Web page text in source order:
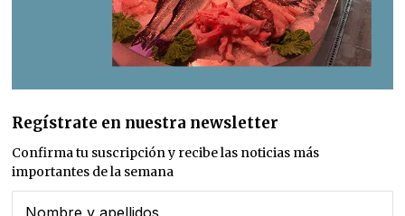
Regístrate en nuestra newsletter
Confirma tu suscripción y recibe las noticias más
importantes de la semana